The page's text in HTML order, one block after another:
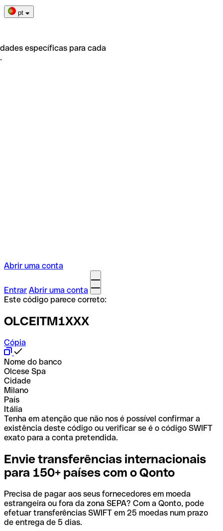
pt
específicas para cada
Abrir uma conta
Entrar Abrir uma conta
Este código parece correto:
OLCEITM1XXX
Cópia
Nome do banco
Olcese Spa
Cidade
Milano
País
Itália
Tenha em atenção que não nos é possível confirmar a
existência deste código ou verificar se é o código SWIFT
exato para a conta pretendida.
Envie transferências internacionais
para 150+ países com o Qonto
Precisa de pagar aos seus fornecedores em moeda
estrangeira ou fora da zona SEPA? Com a Qonto, pode
efetuar transferências SWIFT em 25 moedas num prazo
de entrega de 5 dias.